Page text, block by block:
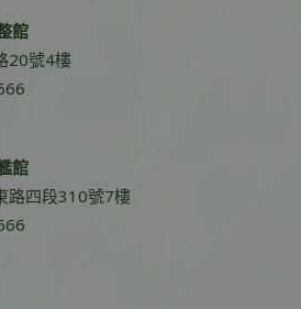
館
20號4樓
館
路四段310號7樓